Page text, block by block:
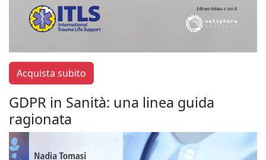
Acquista subito
GDPR in Sanità: una linea guida
ragionata